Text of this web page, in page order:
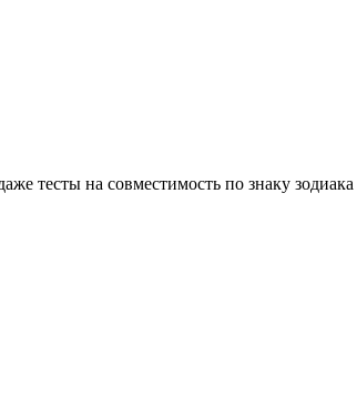
тесты на совместимость по знаку зодиака